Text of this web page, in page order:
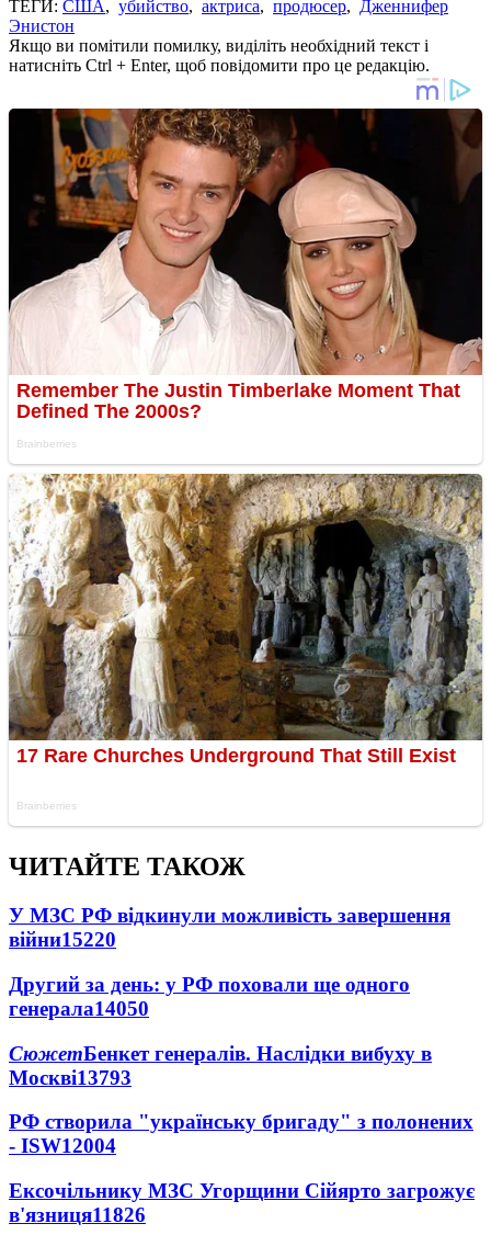
ТЕГИ: США, убийство, актриса, продюсер, Дженнифер
Энистон
Якщо ви помітили помилку, виділіть необхідний текст і
натисніть Ctrl + Enter, щоб повідомити про це редакцію.
ЧИТАЙТЕ ТАКОЖ
У МЗС РФ відкинули можливість завершення
війни15220
Другий за день: у РФ поховали ще одного
генерала14050
СюжетБенкет генералів. Наслідки вибуху в
Москві13793
РФ створила "українську бригаду" з полонених
- ISW12004
Ексочільнику МЗС Угорщини Сійярто загрожує
в'язниця11826